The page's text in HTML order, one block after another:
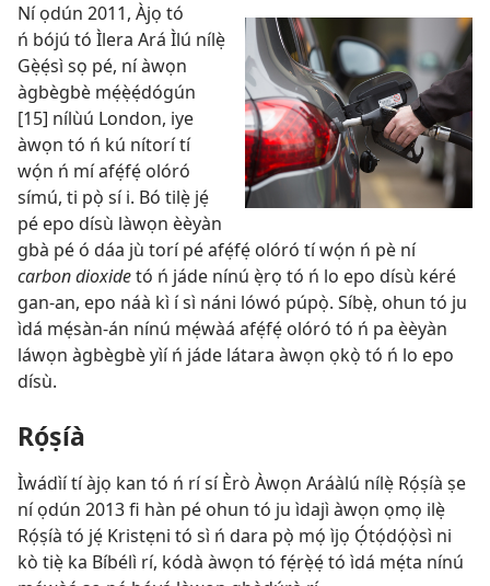
Ní ọdún 2011, Àjọ tó
ń bójú tó Ìlera Ará Ìlú nílẹ̀
Gẹ̀ẹ́sì sọ pé, ní àwọn
àgbègbè mẹ́ẹ̀ẹ́dógún
[15] nílùú London, iye
àwọn tó ń kú nítorí tí
wọ́n ń mí afẹ́fẹ́ olóró
símú, ti pọ̀ sí i. Bó tilẹ̀ jẹ́
pé epo dísù làwọn èèyàn
gbà pé ó dáa jù torí pé afẹ́fẹ́ olóró tí wọ́n ń pè ní
carbon dioxidetó ń jáde nínú ẹ̀rọ tó ń lo epo dísù kéré
gan-an, epo náà kì í sì náni lówó púpọ̀. Síbẹ̀, ohun tó ju
ìdá mẹ́sàn-án nínú mẹ́wàá afẹ́fẹ́ olóró tó ń pa èèyàn
láwọn àgbègbè yìí ń jáde látara àwọn ọkọ̀ tó ń lo epo
dísù.
Rọ́ṣíà
Ìwádìí tí àjọ kan tó ń rí sí Èrò Àwọn Aráàlú nílẹ̀ Rọ́ṣíà ṣe
ní ọdún 2013 fi hàn pé ohun tó ju ìdajì àwọn ọmọ ilẹ̀
Rọ́ṣíà tó jẹ́ Kristẹni tó sì ń dara pọ̀ mọ́ ìjọ Ọ́tọ́dọ́ọ̀sì ni
kò tiẹ̀ ka Bíbélì rí, kódà àwọn tó fẹ́rẹ̀ẹ́ tó ìdá mẹ́ta nínú